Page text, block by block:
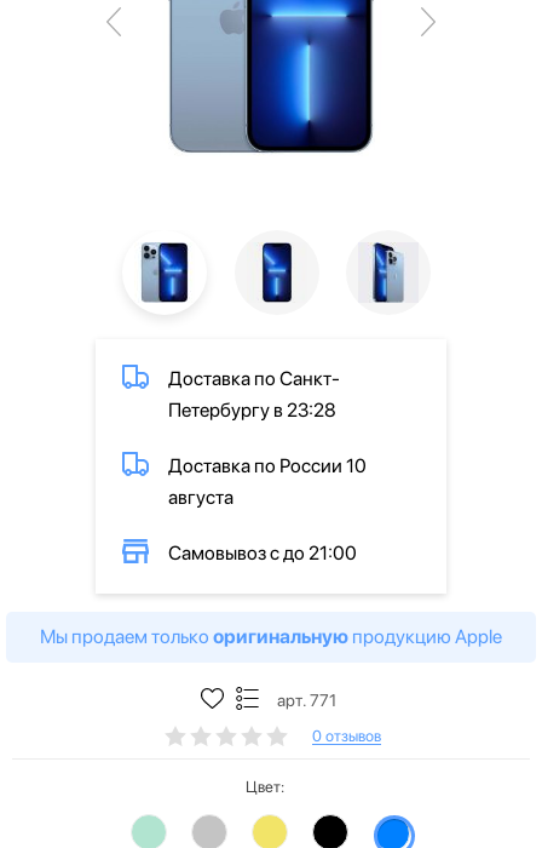
Доставка по Санкт-
Петербургу в 23:28
Доставка по России 10
августа
Самовывоз с до 21:00
Мы продаем только оригинальную продукцию Apple
арт. 771
0 отзывов
Цвет: